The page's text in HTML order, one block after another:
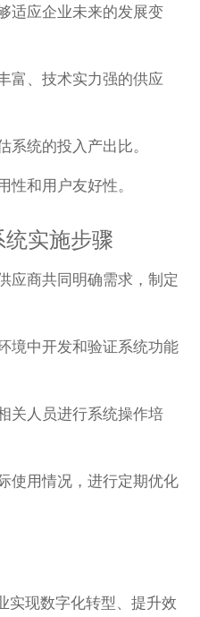
适应企业未来的发展变
富、技术实力强的供应
系统的投入产出比。
性和用户友好性。
实施步骤
应商共同明确需求，制定
境中开发和验证系统功能
关人员进行系统操作培
使用情况，进行定期优化
实现数字化转型、提升效